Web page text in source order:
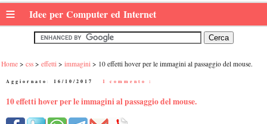
≡ Idee per Computer ed Internet
Home css effetti immagini 10 effetti hover per le immagini al passaggio del mouse.
Aggiornato: 16/10/2017 1 commento :
10 effetti hover per le immagini al passaggio del mouse.